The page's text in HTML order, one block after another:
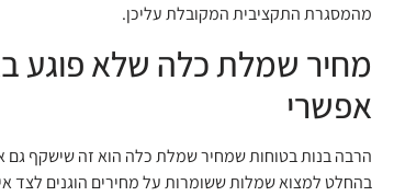
מהמסגרת התקציבית המקובלת עליכן.
מחיר שמלת כלה שלא פוגע
אפשרי
הרבה בנות בטוחות שמחיר שמלת כלה הוא זה שישקף גם
בהחלט למצוא שמלות ששומרות על מחירים הוגנים לצד